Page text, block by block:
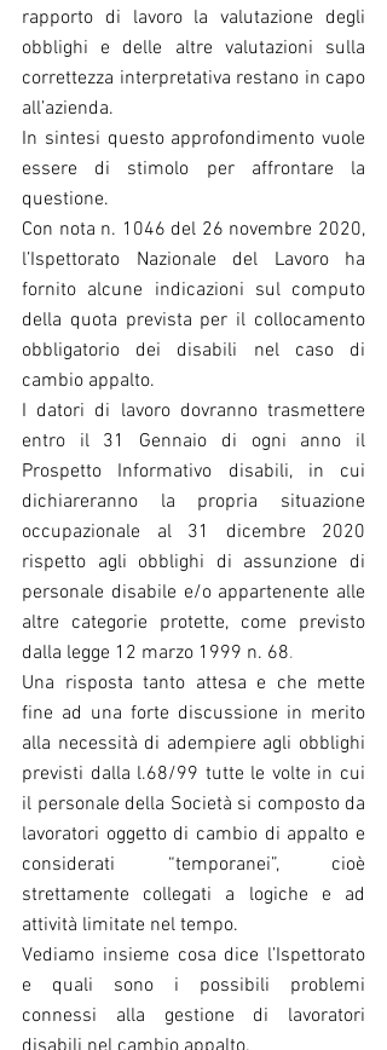
rapporto di lavoro la valutazione degli
obblighi e delle altre valutazioni sulla
correttezza interpretativa restano in capo
all’azienda.
In sintesi questo approfondimento vuole
essere di stimolo per affrontare la
questione.
Con nota n. 1046 del 26 novembre 2020,
l’Ispettorato Nazionale del Lavoro ha
fornito alcune indicazioni sul computo
della quota prevista per il collocamento
obbligatorio dei disabili nel caso di
cambio appalto.
I datori di lavoro dovranno trasmettere
entro il 31 Gennaio di ogni anno il
Prospetto Informativo disabili, in cui
dichiareranno la propria situazione
occupazionale al 31 dicembre 2020
rispetto agli obblighi di assunzione di
personale disabile e/o appartenente alle
altre categorie protette, come previsto
dalla legge 12 marzo 1999 n. 68.
Una risposta tanto attesa e che mette
fine ad una forte discussione in merito
alla necessità di adempiere agli obblighi
previsti dalla l.68/99 tutte le volte in cui
il personale della Società si composto da
lavoratori oggetto di cambio di appalto e
considerati “temporanei”, cioè
strettamente collegati a logiche e ad
attività limitate nel tempo.
Vediamo insieme cosa dice l’Ispettorato
e quali sono i possibili problemi
connessi alla gestione di lavoratori